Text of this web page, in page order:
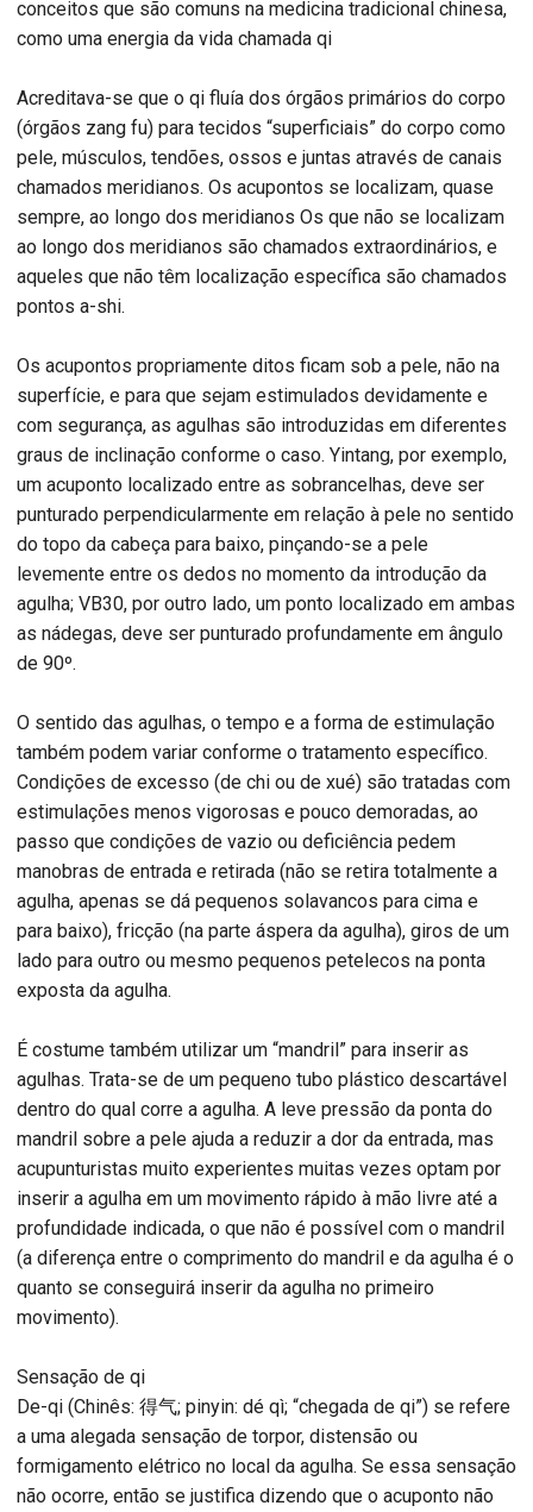
conceitos que são comuns na medicina tradicional chinesa,
como uma energia da vida chamada qi
Acreditava-se que o qi fluía dos órgãos primários do corpo
(órgãos zang fu) para tecidos “superficiais” do corpo como
pele, músculos, tendões, ossos e juntas através de canais
chamados meridianos. Os acupontos se localizam, quase
sempre, ao longo dos meridianos Os que não se localizam
ao longo dos meridianos são chamados extraordinários, e
aqueles que não têm localização específica são chamados
pontos a-shi.
Os acupontos propriamente ditos ficam sob a pele, não na
superfície, e para que sejam estimulados devidamente e
com segurança, as agulhas são introduzidas em diferentes
graus de inclinação conforme o caso. Yintang, por exemplo,
um acuponto localizado entre as sobrancelhas, deve ser
punturado perpendicularmente em relação à pele no sentido
do topo da cabeça para baixo, pinçando-se a pele
levemente entre os dedos no momento da introdução da
agulha; VB30, por outro lado, um ponto localizado em ambas
as nádegas, deve ser punturado profundamente em ângulo
de 90º.
O sentido das agulhas, o tempo e a forma de estimulação
também podem variar conforme o tratamento específico.
Condições de excesso (de chi ou de xué) são tratadas com
estimulações menos vigorosas e pouco demoradas, ao
passo que condições de vazio ou deficiência pedem
manobras de entrada e retirada (não se retira totalmente a
agulha, apenas se dá pequenos solavancos para cima e
para baixo), fricção (na parte áspera da agulha), giros de um
lado para outro ou mesmo pequenos petelecos na ponta
exposta da agulha.
É costume também utilizar um “mandril” para inserir as
agulhas. Trata-se de um pequeno tubo plástico descartável
dentro do qual corre a agulha. A leve pressão da ponta do
mandril sobre a pele ajuda a reduzir a dor da entrada, mas
acupunturistas muito experientes muitas vezes optam por
inserir a agulha em um movimento rápido à mão livre até a
profundidade indicada, o que não é possível com o mandril
(a diferença entre o comprimento do mandril e da agulha é o
quanto se conseguirá inserir da agulha no primeiro
movimento).
Sensação de qi
De-qi (Chinês: 得气; pinyin: dé qì; “chegada de qi”) se refere
a uma alegada sensação de torpor, distensão ou
formigamento elétrico no local da agulha. Se essa sensação
não ocorre, então se justifica dizendo que o acuponto não